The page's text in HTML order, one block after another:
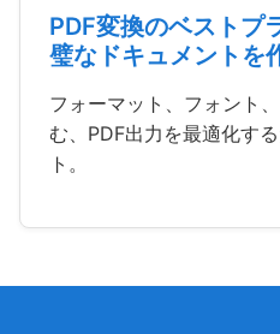
PDF変換のベストプ
璧なドキュメントを
フォーマット、フォント
む、PDF出力を最適化す
ト。